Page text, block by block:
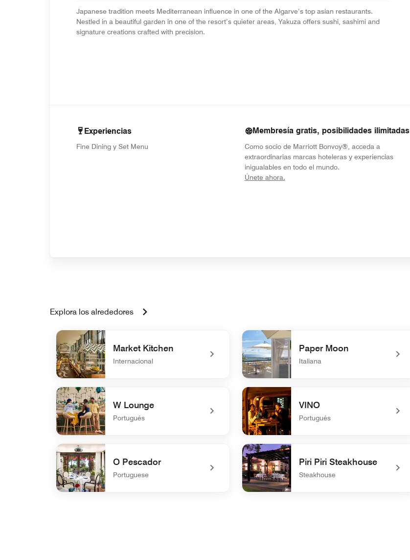
Japanese tradition meets Mediterranean influence in one of the Algarve’s top asian restaurants.
Nestled in a beautiful garden in one of the resort’s quieter areas, Yakuza offers sushi, sashimi and
signature creations crafted with precision.
Experiencias
Fine Dining y Set Menu
Membresía gratis, posibilidades ilimitadas
Como socio de Marriott Bonvoy®, acceda a
extraordinarias marcas hoteleras y experiencias
inigualables en todo el mundo.
Únete ahora.
Explora los alrededores
Market Kitchen
Internacional
undefined Market Kitchen
Paper Moon
Italiana
undefined Paper Moon
W Lounge
Portugués
undefined W Lounge
VINO
Portugués
undefined VINO
O Pescador
Portuguese
Piri Piri Steakhouse
Steakhouse